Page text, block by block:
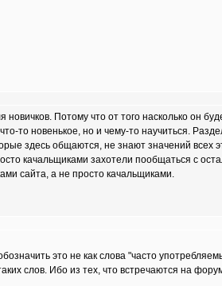
Потому что от того насколько он
то новенькое, но и чему-то научиться.
здесь общаются, не знают значений
качальщиками захотели пообщаться с
сайта, а не просто качальщиками.
это не как слова "часто
слов. Ибо из тех, что встречаются на